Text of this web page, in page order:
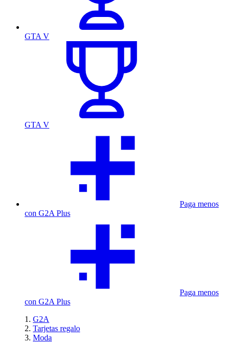
GTA V
GTA V
Paga menos
con G2A Plus
Paga menos
con G2A Plus
G2A
Tarjetas regalo
Moda